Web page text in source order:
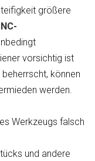
größere
vorsichtig ist
können
werden.
Werkzeugs falsch
und andere